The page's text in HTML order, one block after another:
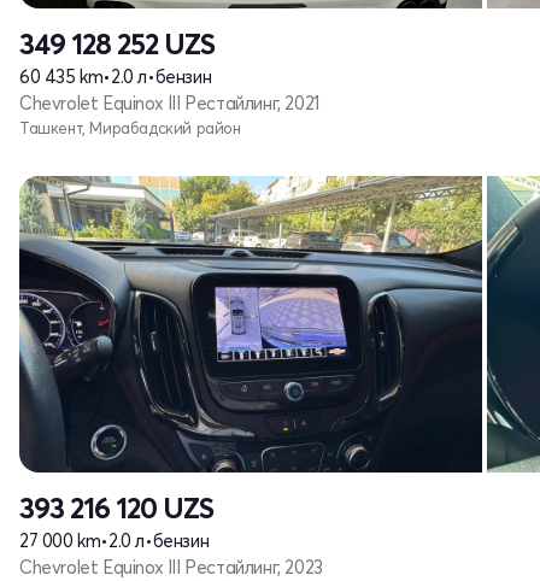
349 128 252 UZS
60 435 km•2.0 л•бензин
Chevrolet Equinox III Рестайлинг, 2021
Ташкент, Мирабадский район
393 216 120 UZS
27 000 km•2.0 л•бензин
Chevrolet Equinox III Рестайлинг, 2023